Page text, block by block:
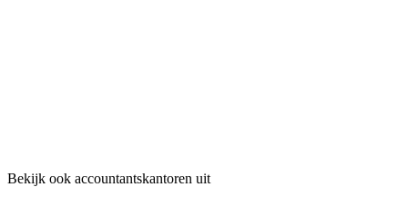
Bekijk ook accountantskantoren uit